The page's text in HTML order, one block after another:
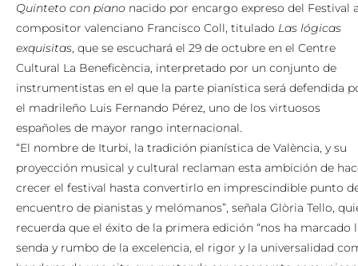
Quinteto con piano nacido por encargo expreso del Festival
compositor valenciano Francisco Coll, titulado Las lógicas
exquisitas, que se escuchará el 29 de octubre en el Centre
Cultural La Beneficència, interpretado por un conjunto de
instrumentistas en el que la parte pianística será defendida
el madrileño Luis Fernando Pérez, uno de los virtuosos
españoles de mayor rango internacional.
“El nombre de Iturbi, la tradición pianística de València, y su
proyección musical y cultural reclaman esta ambición de
crecer el festival hasta convertirlo en imprescindible punto
encuentro de pianistas y melómanos”, señala Glòria Tello,
recuerda que el éxito de la primera edición “nos ha marcado
senda y rumbo de la excelencia, el rigor y la universalidad